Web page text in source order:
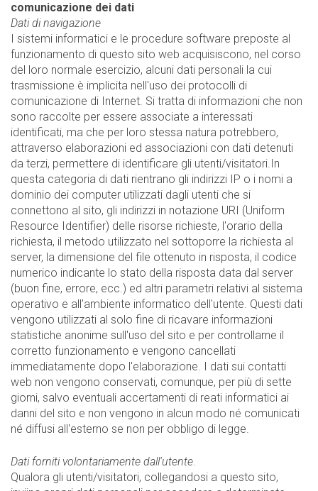
comunicazione dei dati
Dati di navigazione
I sistemi informatici e le procedure software preposte al
funzionamento di questo sito web acquisiscono, nel corso
del loro normale esercizio, alcuni dati personali la cui
trasmissione è implicita nell'uso dei protocolli di
comunicazione di Internet. Si tratta di informazioni che non
sono raccolte per essere associate a interessati
identificati, ma che per loro stessa natura potrebbero,
attraverso elaborazioni ed associazioni con dati detenuti
da terzi, permettere di identificare gli utenti/visitatori.In
questa categoria di dati rientrano gli indirizzi IP o i nomi a
dominio dei computer utilizzati dagli utenti che si
connettono al sito, gli indirizzi in notazione URI (Uniform
Resource Identifier) delle risorse richieste, l'orario della
richiesta, il metodo utilizzato nel sottoporre la richiesta al
server, la dimensione del file ottenuto in risposta, il codice
numerico indicante lo stato della risposta data dal server
(buon fine, errore, ecc.) ed altri parametri relativi al sistema
operativo e all'ambiente informatico dell'utente. Questi dati
vengono utilizzati al solo fine di ricavare informazioni
statistiche anonime sull'uso del sito e per controllarne il
corretto funzionamento e vengono cancellati
immediatamente dopo l'elaborazione. I dati sui contatti
web non vengono conservati, comunque, per più di sette
giorni, salvo eventuali accertamenti di reati informatici ai
danni del sito e non vengono in alcun modo né comunicati
né diffusi all'esterno se non per obbligo di legge.
Dati forniti volontariamente dall'utente.
Qualora gli utenti/visitatori, collegandosi a questo sito,